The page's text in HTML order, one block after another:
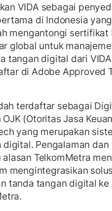
VIDA sebagai
di Indonesia yang
mengantongi sertifikat
global untuk
tangan digital dari
di Adobe Approved
terdaftar sebagai
(Otoritas Jasa
yang merupakan
Pengalaman dan
TelkomMetra
mengintegrasikan
tanda tangan digital ke